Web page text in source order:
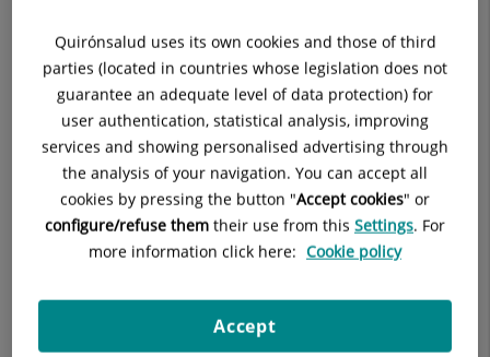
tècniques, i posar a la disposició dels nostres pacients l'accés
precoç als tractaments més innovadors.
Més informació sobre assajos clínics
Quirónsalud uses its own cookies and those of third
parties (located in countries whose legislation does not
guarantee an adequate level of data protection) for
user authentication, statistical analysis, improving
services and showing personalised advertising through
the analysis of your navigation. You can accept all
cookies by pressing the button "Accept cookies" or
configure/refuse them their use from this Settings. For
more information click here: Cookie policy
Accept